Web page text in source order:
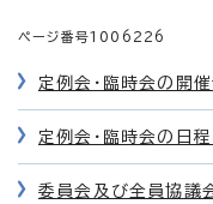
ページ番号1006226
定例会・臨時会の開
定例会・臨時会の日
委員会及び全員協議